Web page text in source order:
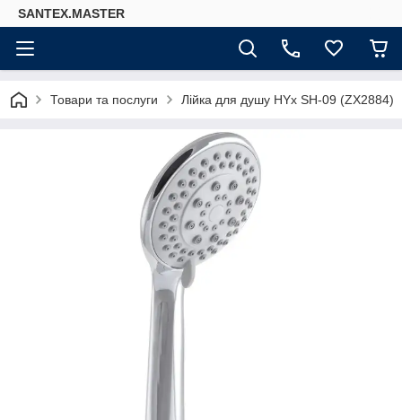
SANTEX.MASTER
Товари та послуги Лійка для душу HYx SH-09 (ZX2884)